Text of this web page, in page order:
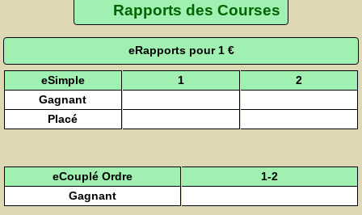
Rapports des Courses
eRapports pour 1 €
eSimple 1
2
Gagnant
Placé
eCouplé Ordre
1-2
Gagnant